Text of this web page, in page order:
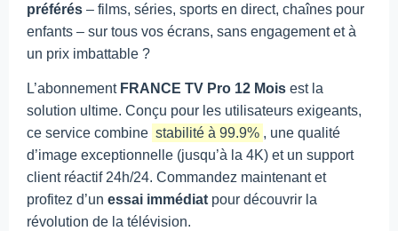
préférés – films, séries, sports en direct, chaînes pour
enfants – sur tous vos écrans, sans engagement et à
un prix imbattable ?
L’abonnement FRANCE TV Pro 12 Mois est la
solution ultime. Conçu pour les utilisateurs exigeants,
ce service combine stabilité à 99.9% , une qualité
d’image exceptionnelle (jusqu’à la 4K) et un support
client réactif 24h/24. Commandez maintenant et
profitez d’un essai immédiat pour découvrir la
révolution de la télévision.